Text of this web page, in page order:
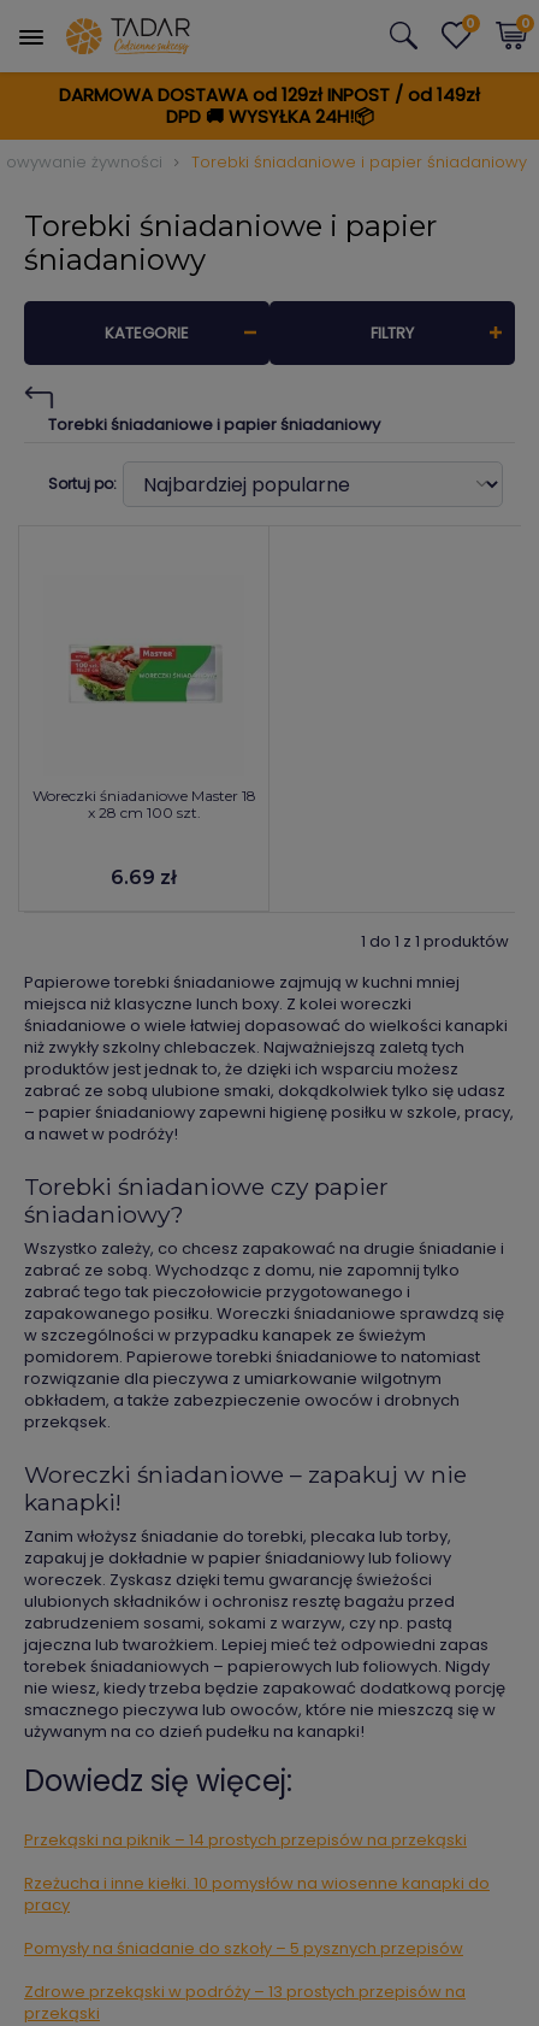
DARMOWA DOSTAWA od 129zł INPOST / od 149zł
DPD🚚WYSYŁKA 24H!📦
0 0
żywności Torebki śniadaniowe i papier śniadaniowy
Torebki śniadaniowe i papier
śniadaniowy
Torebki śniadaniowe i papier śniadaniowy
KATEGORIE FILTRY
Sortuj po:
Woreczki śniadaniowe Master 18
x 28 cm 100 szt.
6.69 zł
1 do 1 z 1 produktów
Papierowe torebki śniadaniowe zajmują w kuchni mniej
miejsca niż klasyczne lunch boxy. Z kolei woreczki
śniadaniowe o wiele łatwiej dopasować do wielkości kanapki
niż zwykły szkolny chlebaczek. Najważniejszą zaletą tych
produktów jest jednak to, że dzięki ich wsparciu możesz
zabrać ze sobą ulubione smaki, dokądkolwiek tylko się udasz
– papier śniadaniowy zapewni higienę posiłku w szkole, pracy,
a nawet w podróży!
Torebki śniadaniowe czy papier
śniadaniowy?
Wszystko zależy, co chcesz zapakować na drugie śniadanie i
zabrać ze sobą. Wychodząc z domu, nie zapomnij tylko
zabrać tego tak pieczołowicie przygotowanego i
zapakowanego posiłku. Woreczki śniadaniowe sprawdzą się
w szczególności w przypadku kanapek ze świeżym
pomidorem. Papierowe torebki śniadaniowe to natomiast
rozwiązanie dla pieczywa z umiarkowanie wilgotnym
obkładem, a także zabezpieczenie owoców i drobnych
przekąsek.
Woreczki śniadaniowe – zapakuj w nie
kanapki!
Zanim włożysz śniadanie do torebki, plecaka lub torby,
zapakuj je dokładnie w papier śniadaniowy lub foliowy
woreczek. Zyskasz dzięki temu gwarancję świeżości
ulubionych składników i ochronisz resztę bagażu przed
zabrudzeniem sosami, sokami z warzyw, czy np. pastą
jajeczna lub twarożkiem. Lepiej mieć też odpowiedni zapas
torebek śniadaniowych – papierowych lub foliowych. Nigdy
nie wiesz, kiedy trzeba będzie zapakować dodatkową porcję
smacznego pieczywa lub owoców, które nie mieszczą się w
używanym na co dzień pudełku na kanapki!
Dowiedz się więcej:
Przekąski na piknik – 14 prostych przepisów na przekąski
Rzeżucha i inne kiełki. 10 pomysłów na wiosenne kanapki do
pracy
Pomysły na śniadanie do szkoły – 5 pysznych przepisów
Zdrowe przekąski w podróży – 13 prostych przepisów na
przekąski